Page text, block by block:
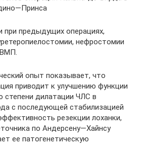
при предыдущих операциях,
нефростомии
опыт показывает, что
приводит к улучшению функции
степени дилатации ЧЛС в
с последующей стабилизацией
резекции лоханки,
по Андерсену—Хайнсу
ее патогенетическую